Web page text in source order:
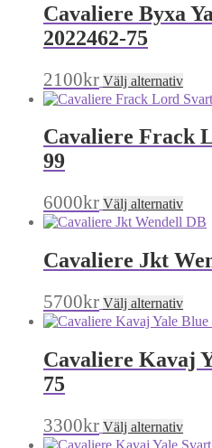
flera
kan
på
Cavaliere Byxa
2022462-75
2100kr Välj alternativDen
här
flera
kan
på
Cavaliere Frack
99
6000kr Välj alternativDen
här
flera
olika
Cavaliere Jkt
5700kr Välj alternativDen
här
flera
kan
Cavaliere Kavaj
75
3300kr Välj alternativDen
här